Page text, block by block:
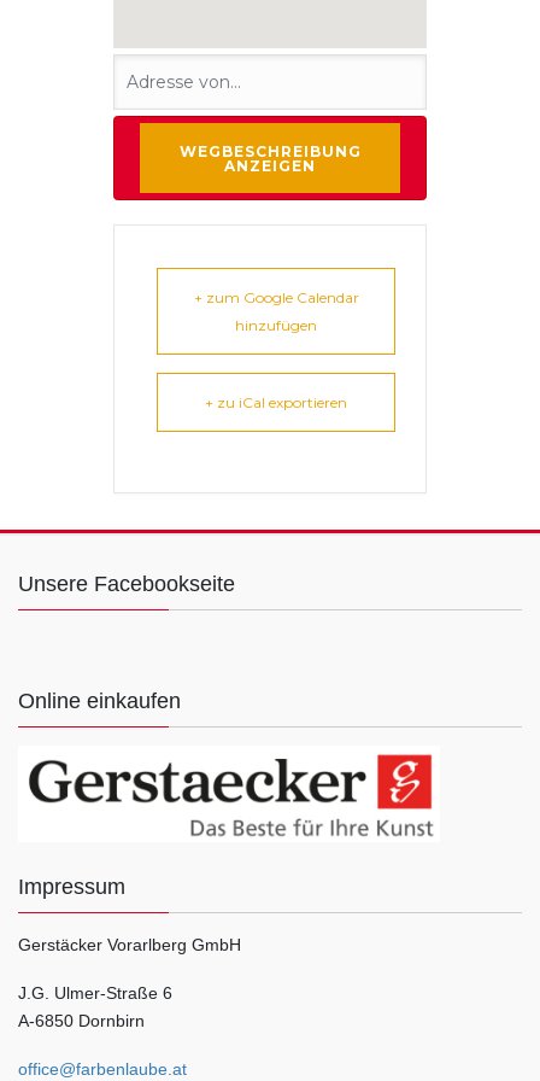
+ zum Google Calendar
hinzufügen
+ zu iCal exportieren
Unsere Facebookseite
Online einkaufen
Impressum
Gerstäcker Vorarlberg GmbH
J.G. Ulmer-Straße 6
A-6850 Dornbirn
office@farbenlaube.at